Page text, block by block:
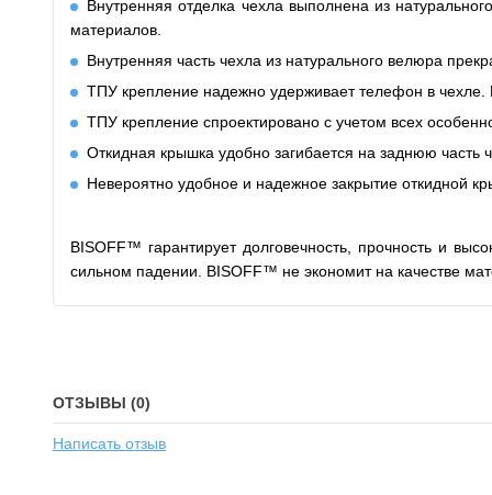
Внутренняя отделка чехла выполнена из
материалов.
Внутренняя часть чехла из натурального велюра
ТПУ крепление надежно удерживает телефон в чехле.
ТПУ крепление спроектировано с учетом всех
Откидная крышка удобно загибается на заднюю часть
Невероятно удобное и надежное закрытие откидной
BISOFF™ гарантирует долговечность, прочность и
сильном падении. BISOFF™ не экономит на качестве
ОТЗЫВЫ (0)
Написать отзыв